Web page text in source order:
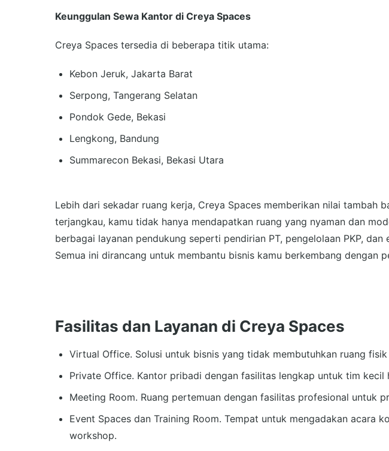
Keunggulan Sewa Kantor di Creya Spaces
Creya Spaces tersedia di beberapa titik utama:
Kebon Jeruk, Jakarta Barat
Serpong, Tangerang Selatan
Pondok Gede, Bekasi
Lengkong, Bandung
Summarecon Bekasi, Bekasi Utara
Lebih dari sekadar ruang kerja, Creya Spaces memberikan nilai tambah
terjangkau, kamu tidak hanya mendapatkan ruang yang nyaman dan
berbagai layanan pendukung seperti pendirian PT, pengelolaan PKP,
Semua ini dirancang untuk membantu bisnis kamu berkembang dengan
Fasilitas dan Layanan di Creya Spaces
Virtual Office. Solusi untuk bisnis yang tidak membutuhkan ruang
Private Office. Kantor pribadi dengan fasilitas lengkap untuk tim kecil
Meeting Room. Ruang pertemuan dengan fasilitas profesional untuk
Event Spaces dan Training Room. Tempat untuk mengadakan acara
workshop.